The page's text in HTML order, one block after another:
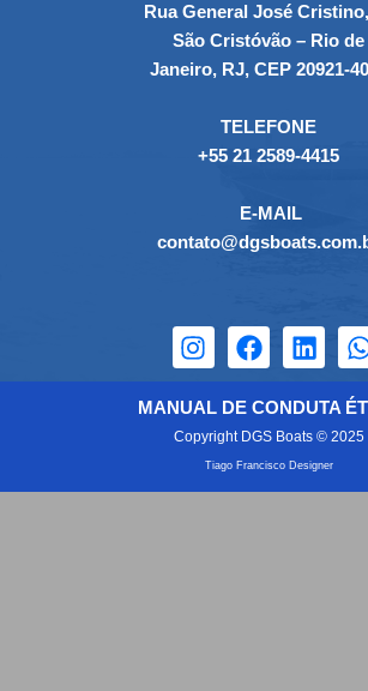
Rua General José
São Cristóvão – Rio de
Janeiro, RJ, CEP 20921-
TELEFONE
+55 21 2589-4415
E-MAIL
MANUAL DE CONDUTA
Copyright DGS Boats © 2025
Tiago Francisco Designer